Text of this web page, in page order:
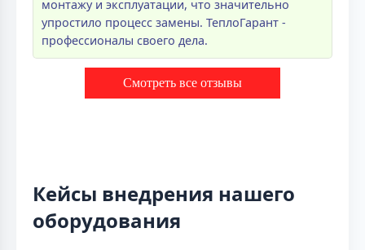
монтажу и эксплуатации, что значительно
упростило процесс замены. ТеплоГарант -
профессионалы своего дела.
Смотреть все отзывы
Кейсы внедрения нашего
оборудования